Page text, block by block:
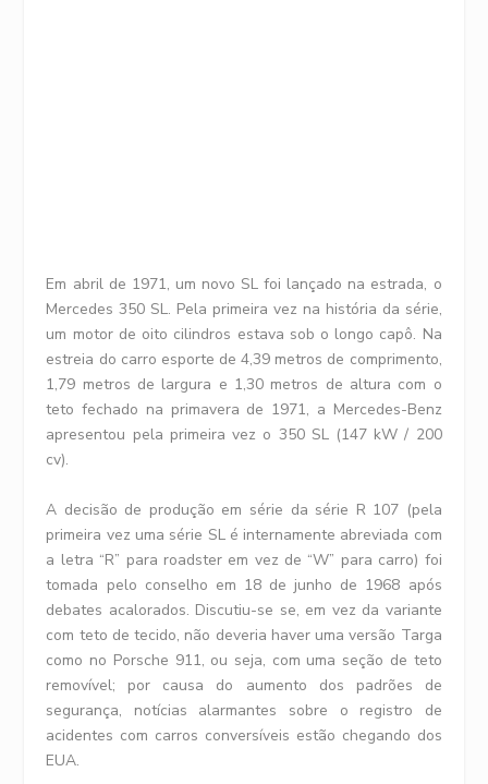
Em abril de 1971, um novo SL foi lançado na estrada, o
Mercedes 350 SL. Pela primeira vez na história da série,
um motor de oito cilindros estava sob o longo capô. Na
estreia do carro esporte de 4,39 metros de comprimento,
1,79 metros de largura e 1,30 metros de altura com o
teto fechado na primavera de 1971, a Mercedes-Benz
apresentou pela primeira vez o 350 SL (147 kW / 200
cv).
A decisão de produção em série da série R 107 (pela
primeira vez uma série SL é internamente abreviada com
a letra “R” para roadster em vez de “W” para carro) foi
tomada pelo conselho em 18 de junho de 1968 após
debates acalorados. Discutiu-se se, em vez da variante
com teto de tecido, não deveria haver uma versão Targa
como no Porsche 911, ou seja, com uma seção de teto
removível; por causa do aumento dos padrões de
segurança, notícias alarmantes sobre o registro de
acidentes com carros conversíveis estão chegando dos
EUA.